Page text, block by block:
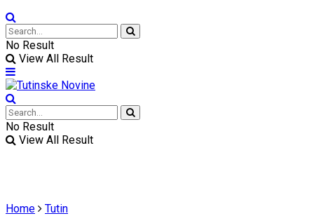
No Result
View All Result
No Result
View All Result
Home Tutin